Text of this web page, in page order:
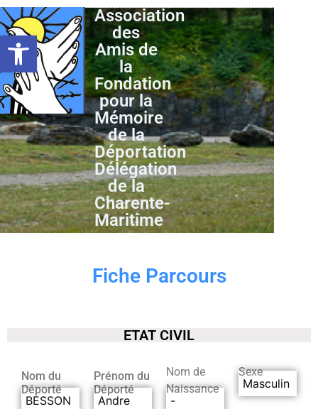
Ouvrir la barre d’outils
Association
des
Amis de
la
Fondation
pour la
Mémoire
de la
Déportation
Délégation
de la
Charente-
Maritime
Fiche Parcours
ETAT CIVIL
Nom du
Déporté
BESSON
Prénom du
Déporté
Andre
Nom de
Naissance
-
Sexe
Masculin